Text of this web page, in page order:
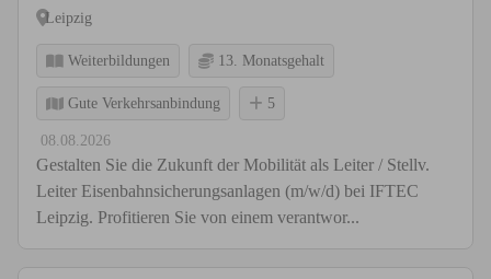
Leipzig
Weiterbildungen 13. Monatsgehalt
Gute Verkehrsanbindung 5
08.08.2026
Gestalten Sie die Zukunft der Mobilität als Leiter / Stellv.
Leiter Eisenbahnsicherungsanlagen (m/w/d) bei IFTEC
Leipzig. Profitieren Sie von einem verantwor...